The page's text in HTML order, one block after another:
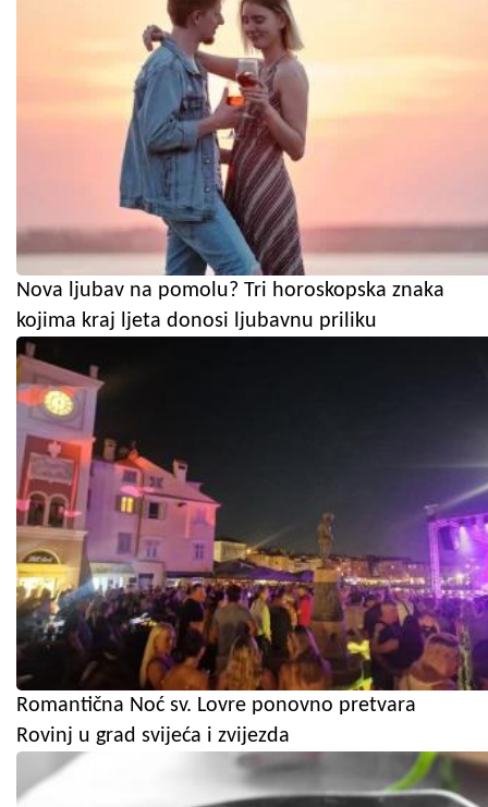
Nova ljubav na pomolu? Tri horoskopska znaka
kojima kraj ljeta donosi ljubavnu priliku
Romantična Noć sv. Lovre ponovno pretvara
Rovinj u grad svijeća i zvijezda